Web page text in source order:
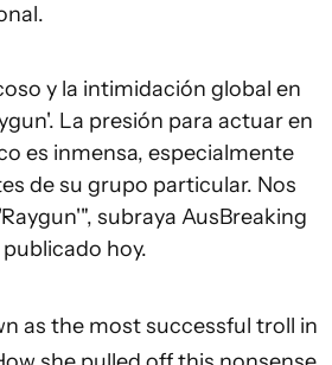
y la intimidación global en
La presión para actuar en
es inmensa, especialmente
de su grupo particular. Nos
subraya AusBreaking
hoy.
as the most successful troll in